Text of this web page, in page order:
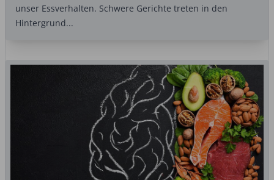
unser Essverhalten. Schwere Gerichte treten in den
Hintergrund...